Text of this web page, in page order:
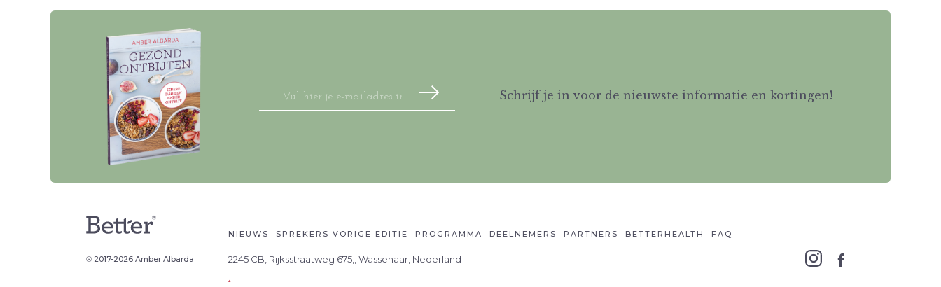
Schrijf je in voor de nieuwste informatie en kortingen!
NIEUWS SPREKERS VORIGE EDITIE PROGRAMMA DEELNEMERS PARTNERS BETTERHEALTH FAQ
®2017-2026 Amber Albarda
2245 CB, Rijksstraatweg 675,, Wassenaar, Nederland